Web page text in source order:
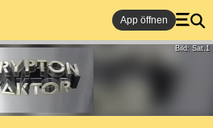
App öffnen
Bild: Sat.1